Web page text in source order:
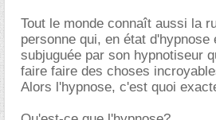
Tout le monde connaît aussi la
personne qui, en état d'hypnose
subjuguée par son hypnotiseur
faire faire des choses
Alors l'hypnose, c'est quoi